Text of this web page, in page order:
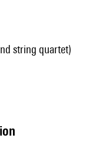
string quartet)